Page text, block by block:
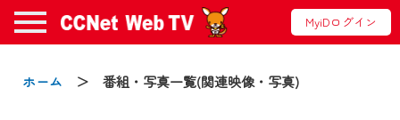
MyiDログイン
ホーム ＞ 番組・写真一覧(関連映像・写真)
お知らせ